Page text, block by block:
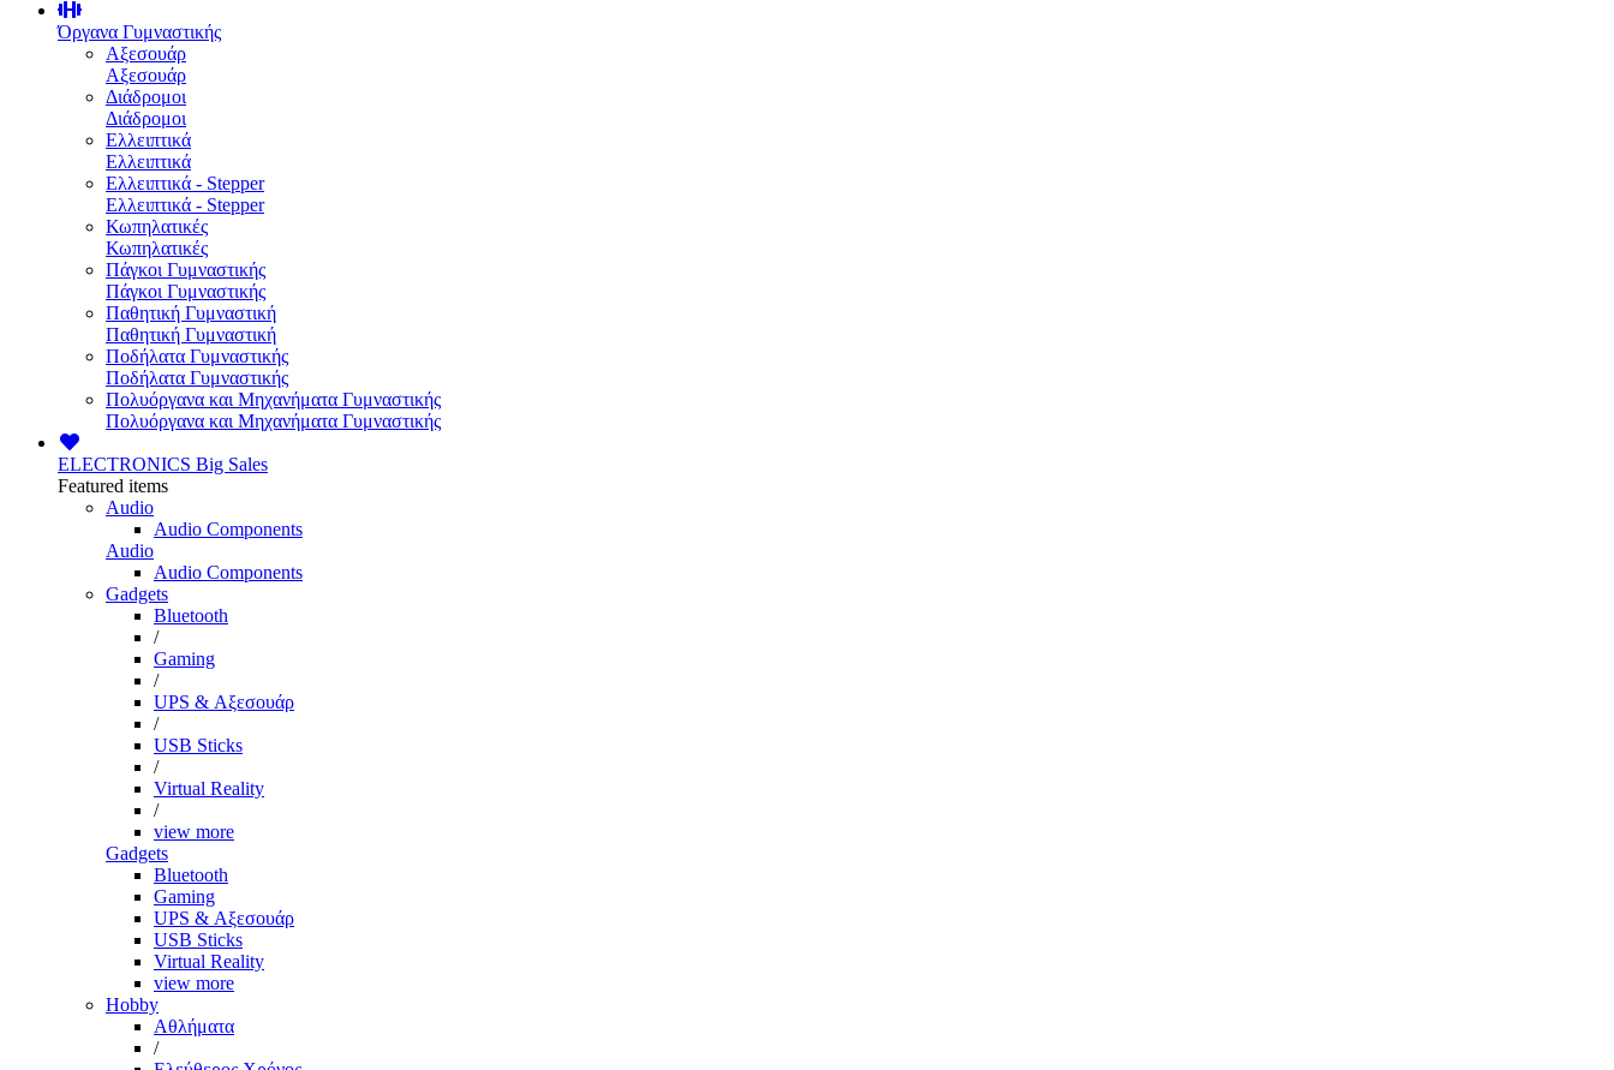
Όργανα Γυμναστικής
Αξεσουάρ
Αξεσουάρ
Διάδρομοι
Διάδρομοι
Ελλειπτικά
Ελλειπτικά
Ελλειπτικά - Stepper
Ελλειπτικά - Stepper
Κωπηλατικές
Κωπηλατικές
Πάγκοι Γυμναστικής
Πάγκοι Γυμναστικής
Παθητική Γυμναστική
Παθητική Γυμναστική
Ποδήλατα Γυμναστικής
Ποδήλατα Γυμναστικής
Πολυόργανα και Μηχανήματα Γυμναστικής
Πολυόργανα και Μηχανήματα Γυμναστικής
ELECTRONICS Big Sales
Featured items
Audio
Audio Components
Audio
Audio Components
Gadgets
Bluetooth
/
Gaming
/
UPS & Αξεσουάρ
/
USB Sticks
/
Virtual Reality
/
view more
Gadgets
Bluetooth
Gaming
UPS & Αξεσουάρ
USB Sticks
Virtual Reality
view more
Hobby
Αθλήματα
/